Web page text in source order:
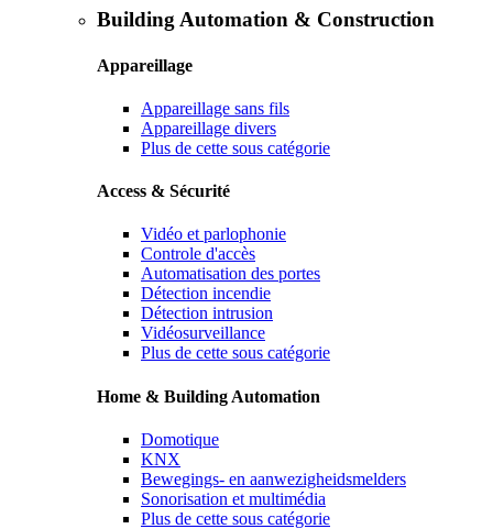
Building Automation & Construction
Appareillage
Appareillage sans fils
Appareillage divers
Plus de cette sous catégorie
Access & Sécurité
Vidéo et parlophonie
Controle d'accès
Automatisation des portes
Détection incendie
Détection intrusion
Vidéosurveillance
Plus de cette sous catégorie
Home & Building Automation
Domotique
KNX
Bewegings- en aanwezigheidsmelders
Sonorisation et multimédia
Plus de cette sous catégorie